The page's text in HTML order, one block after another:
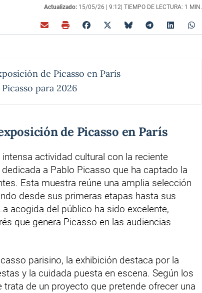
Actualizado: 15/05/26 | 9:12 | TIEMPO DE LECTURA: 1 MIN.
de Picasso en París
para 2026
de Picasso en París
actividad cultural con la reciente
a Pablo Picasso que ha captado la
Esta muestra reúne una amplia selección
desde sus primeras etapas hasta sus
acogida del público ha sido excelente,
que genera Picasso en las audiencias
parisino, la exhibición destaca por la
y la cuidada puesta en escena. Según los
de un proyecto que pretende ofrecer una